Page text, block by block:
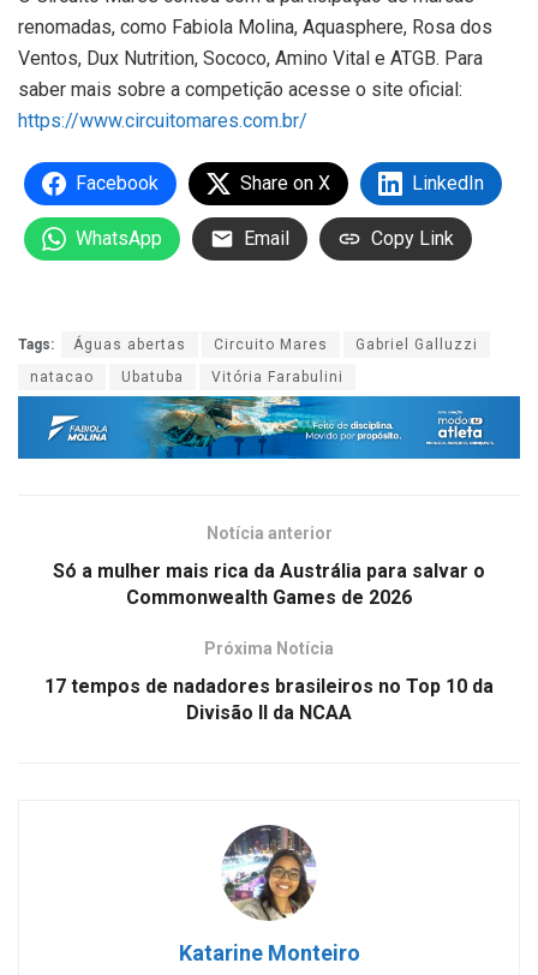
renomadas, como Fabiola Molina, Aquasphere, Rosa dos
Ventos, Dux Nutrition, Sococo, Amino Vital e ATGB. Para
saber mais sobre a competição acesse o site oficial:
https://www.circuitomares.com.br/
Facebook Share on X LinkedIn
WhatsApp Email Copy Link
Tags: Águas abertas Circuito Mares
Gabriel Galluzzi
natacao
Ubatuba Vitória Farabulini
Notícia anterior
Só a mulher mais rica da Austrália para salvar o
Commonwealth Games de 2026
Próxima Notícia
17 tempos de nadadores brasileiros no Top 10 da
Divisão II da NCAA
Katarine Monteiro